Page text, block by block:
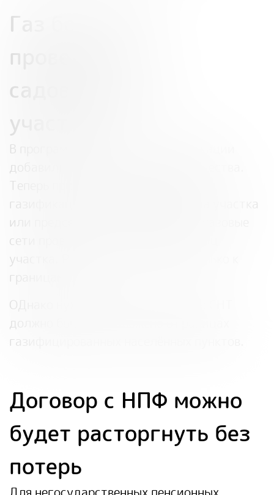
Газ бесплатно
проведут к
садоводческим
участкам
В программу бесплатной газификации
добавили садоводческие товарищества.
Теперь при подаче заявления на
газификацию от имени владельца участка
или председателя товарищества газовые
сети проведут бесплатно до границ
участка. Раньше их проводили только к
границам СНТ.
ОДнако нужно соблюсти условие: СНТ
должно быть расположено в границах
газифицированных населённых пунктов.
Договор с НПФ можно
будет расторгнуть без
потерь